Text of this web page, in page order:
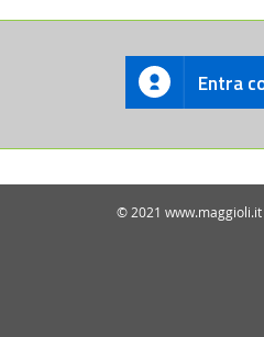
Entra
© 2021